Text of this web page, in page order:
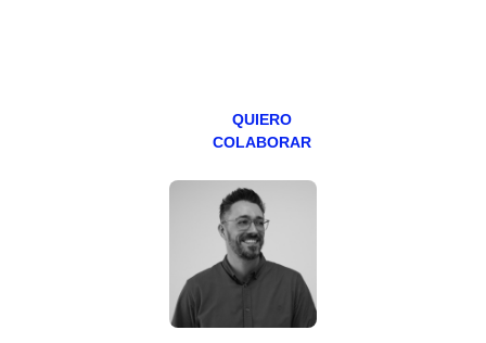
QUIERO
COLABORAR